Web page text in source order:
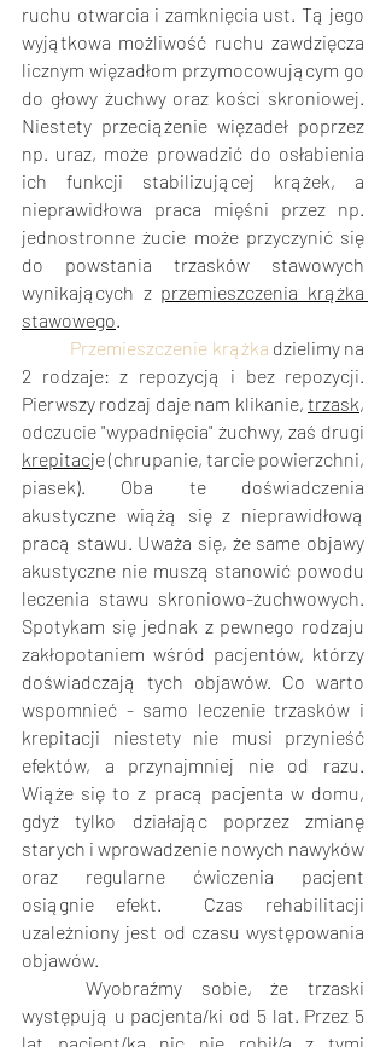
ruchu otwarcia i zamknięcia ust. Tą jego
wyjątkowa możliwość ruchu zawdzięcza
licznym więzadłom przymocowującym go
do głowy żuchwy oraz kości skroniowej.
Niestety przeciążenie więzadeł poprzez
np. uraz, może prowadzić do osłabienia
ich funkcji stabilizującej krążek, a
nieprawidłowa praca mięśni przez np.
jednostronne żucie może przyczynić się
do powstania trzasków stawowych
wynikających z przemieszczenia krążka
stawowego.
Przemieszczenie krążka dzielimy na
2 rodzaje: z repozycją i bez repozycji.
Pierwszy rodzaj daje nam klikanie, trzask,
krepitacje (chrupanie, tarcie powierzchni,
piasek). Oba te doświadczenia
akustyczne wiążą się z nieprawidłową
pracą stawu. Uważa się, że same objawy
akustyczne nie muszą stanowić powodu
leczenia stawu skroniowo-żuchwowych.
Spotykam się jednak z pewnego rodzaju
zakłopotaniem wśród pacjentów, którzy
doświadczają tych objawów. Co warto
wspomnieć - samo leczenie trzasków i
krepitacji niestety nie musi przynieść
efektów, a przynajmniej nie od razu.
Wiąże się to z pracą pacjenta w domu,
gdyż tylko działając poprzez zmianę
starych i wprowadzenie nowych nawyków
oraz regularne ćwiczenia pacjent
osiągnie efekt.  Czas rehabilitacji
uzależniony jest od czasu występowania
objawów.
występują u pacjenta/ki od 5 lat. Przez 5